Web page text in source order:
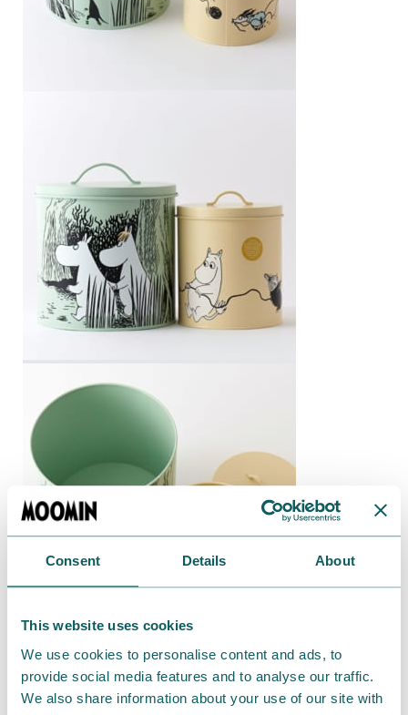
Consent Details About
This website uses cookies
We use cookies to personalise content and ads, to
provide social media features and to analyse our traffic.
We also share information about your use of our site with
muurla（ムールラ）社の保存容器2個セットです。
ペットフードやおやつなど、サイズに合わせて使い分